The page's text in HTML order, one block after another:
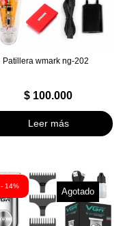
Patillera wmark ng-202
$ 100.000
Leer más
- 14%
Agotado